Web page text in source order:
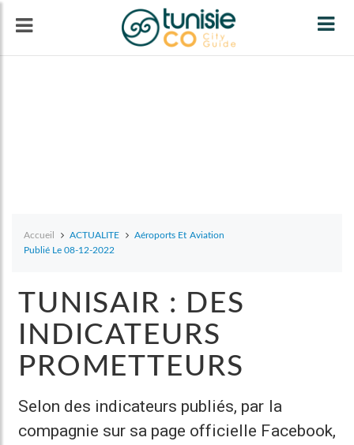
Accueil ACTUALITE
Aéroports Et Aviation
Publié Le 08-12-2022
TUNISAIR : DES
INDICATEURS
PROMETTEURS
Selon des indicateurs publiés, par la
compagnie sur sa page officielle Facebook,